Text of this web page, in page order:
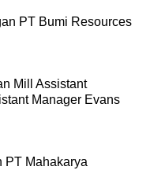
PT Bumi Resources
Mill Assistant
Manager Evans
PT Mahakarya